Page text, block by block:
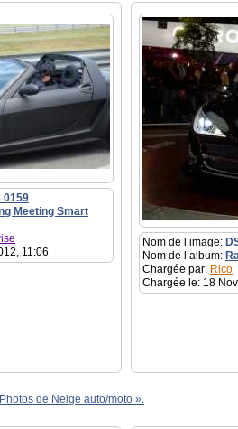
0159
Meeting Smart
11:06
Nom de l’image:
Nom de l’album:
Chargée par: Rico
Chargée le: 18
de Neige auto/moto ».